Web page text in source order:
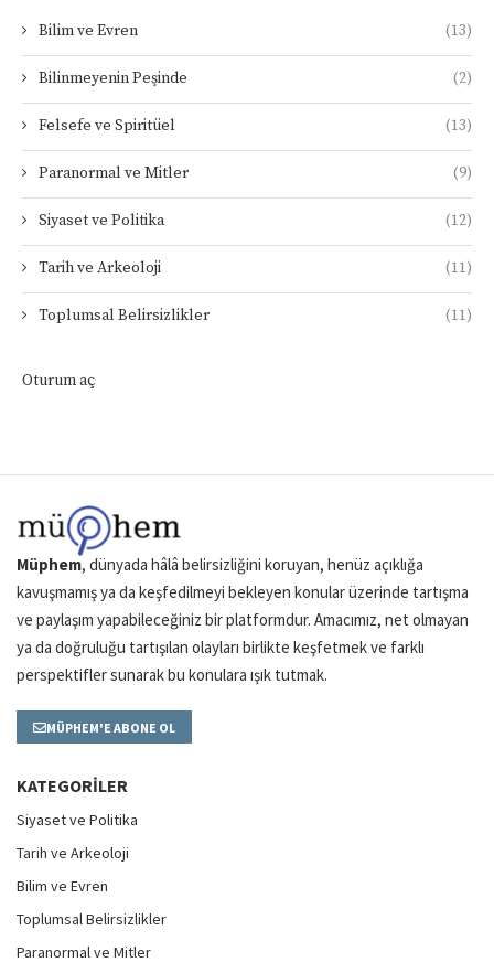
Bilim ve Evren (13)
Bilinmeyenin Peşinde (2)
Felsefe ve Spiritüel (13)
Paranormal ve Mitler (9)
Siyaset ve Politika (12)
Tarih ve Arkeoloji (11)
Toplumsal Belirsizlikler (11)
Oturum aç
Müphem, dünyada hâlâ belirsizliğini koruyan, henüz açıklığa
kavuşmamış ya da keşfedilmeyi bekleyen konular üzerinde tartışma
ve paylaşım yapabileceğiniz bir platformdur. Amacımız, net olmayan
ya da doğruluğu tartışılan olayları birlikte keşfetmek ve farklı
perspektifler sunarak bu konulara ışık tutmak.
MÜPHEM'E ABONE OL
KATEGORILER
Siyaset ve Politika
Tarih ve Arkeoloji
Bilim ve Evren
Toplumsal Belirsizlikler
Paranormal ve Mitler